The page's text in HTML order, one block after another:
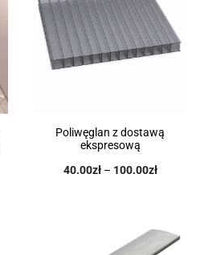
Poliwęglan z dostawą
ekspresową
40.00zł – 100.00zł